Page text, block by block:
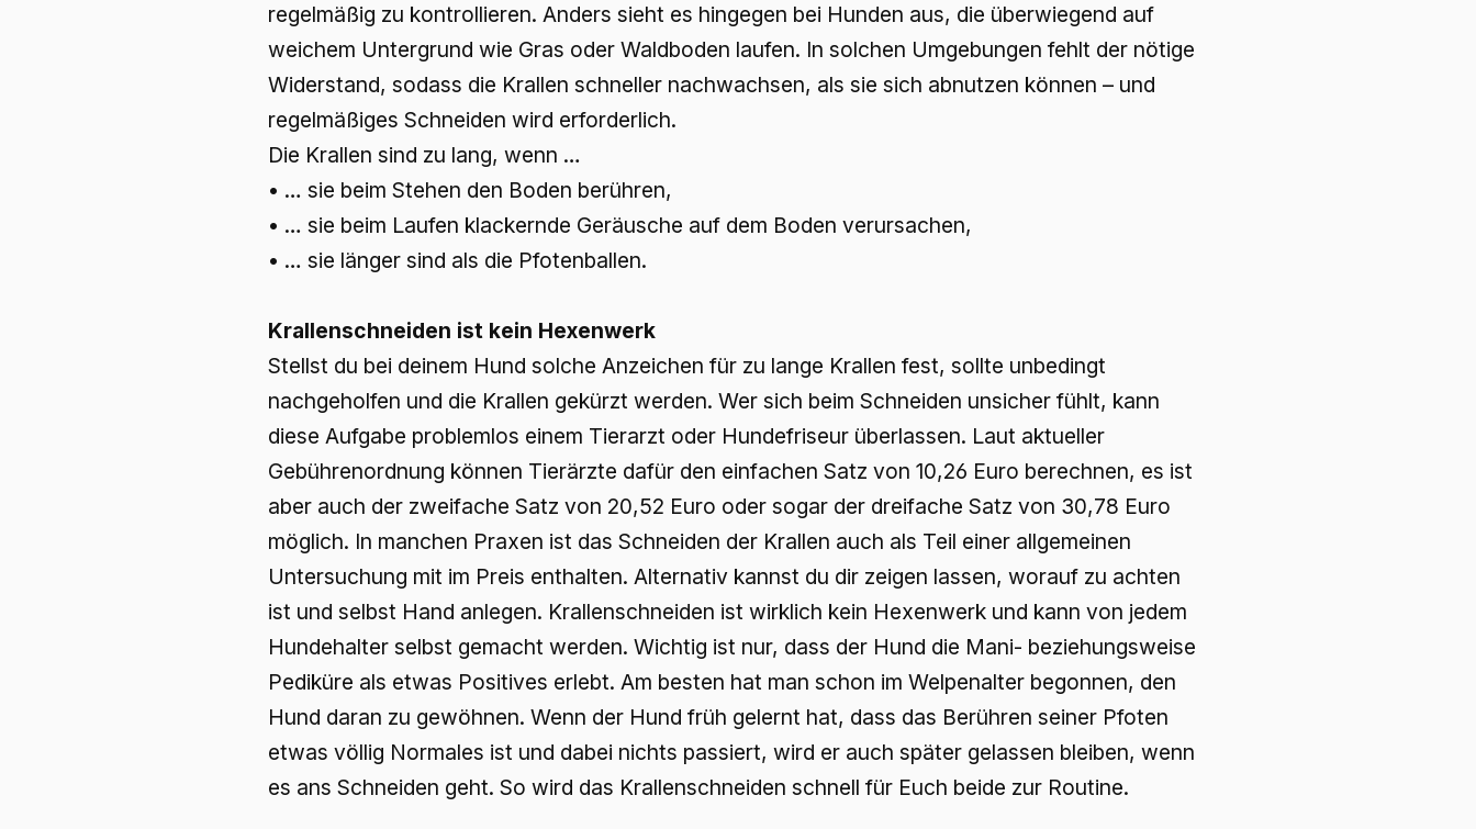
regelmäßig zu kontrollieren. Anders sieht es hingegen bei Hunden aus, die überwiegend auf
weichem Untergrund wie Gras oder Waldboden laufen. In solchen Umgebungen fehlt der nötige
Widerstand, sodass die Krallen schneller nachwachsen, als sie sich abnutzen können – und
regelmäßiges Schneiden wird erforderlich.
Die Krallen sind zu lang, wenn …
• … sie beim Stehen den Boden berühren,
• … sie beim Laufen klackernde Geräusche auf dem Boden verursachen,
• … sie länger sind als die Pfotenballen.
Krallenschneiden ist kein Hexenwerk
Stellst du bei deinem Hund solche Anzeichen für zu lange Krallen fest, sollte unbedingt
nachgeholfen und die Krallen gekürzt werden. Wer sich beim Schneiden unsicher fühlt, kann
diese Aufgabe problemlos einem Tierarzt oder Hundefriseur überlassen. Laut aktueller
Gebührenordnung können Tierärzte dafür den einfachen Satz von 10,26 Euro berechnen, es ist
aber auch der zweifache Satz von 20,52 Euro oder sogar der dreifache Satz von 30,78 Euro
möglich. In manchen Praxen ist das Schneiden der Krallen auch als Teil einer allgemeinen
Untersuchung mit im Preis enthalten. Alternativ kannst du dir zeigen lassen, worauf zu achten
ist und selbst Hand anlegen. Krallenschneiden ist wirklich kein Hexenwerk und kann von jedem
Hundehalter selbst gemacht werden. Wichtig ist nur, dass der Hund die Mani- beziehungsweise
Pediküre als etwas Positives erlebt. Am besten hat man schon im Welpenalter begonnen, den
Hund daran zu gewöhnen. Wenn der Hund früh gelernt hat, dass das Berühren seiner Pfoten
etwas völlig Normales ist und dabei nichts passiert, wird er auch später gelassen bleiben, wenn
es ans Schneiden geht. So wird das Krallenschneiden schnell für Euch beide zur Routine.